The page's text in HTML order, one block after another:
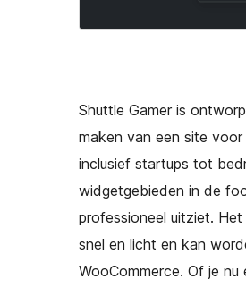
Shuttle Gamer is
maken van een site
inclusief startups tot
widgetgebieden in de
professioneel uitziet.
snel en licht en kan
WooCommerce. Of je